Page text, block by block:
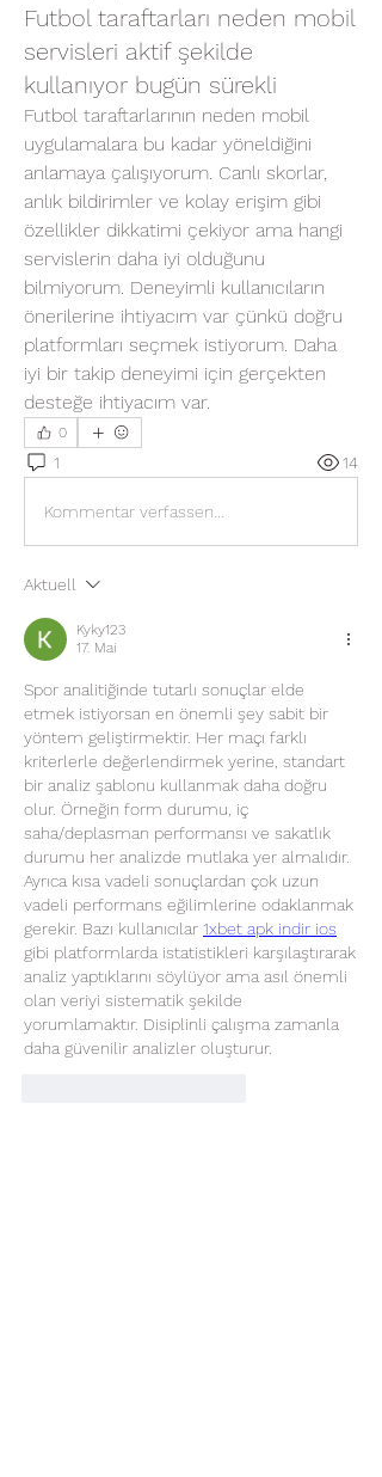
Futbol taraftarları neden mobil
servisleri aktif şekilde
kullanıyor bugün sürekli
Futbol taraftarlarının neden mobil
uygulamalara bu kadar yöneldiğini
anlamaya çalışıyorum. Canlı skorlar,
anlık bildirimler ve kolay erişim gibi
özellikler dikkatimi çekiyor ama hangi
servislerin daha iyi olduğunu
bilmiyorum. Deneyimli kullanıcıların
önerilerine ihtiyacım var çünkü doğru
platformları seçmek istiyorum. Daha
iyi bir takip deneyimi için gerçekten
desteğe ihtiyacım var.
0
1 14
Kommentar verfassen...
Aktuell
Kyky123
17. Mai
Spor analitiğinde tutarlı sonuçlar elde
etmek istiyorsan en önemli şey sabit bir
yöntem geliştirmektir. Her maçı farklı
kriterlerle değerlendirmek yerine, standart
bir analiz şablonu kullanmak daha doğru
olur. Örneğin form durumu, iç
saha/deplasman performansı ve sakatlık
durumu her analizde mutlaka yer almalıdır.
Ayrıca kısa vadeli sonuçlardan çok uzun
vadeli performans eğilimlerine odaklanmak
gerekir. Bazı kullanıcılar 1xbet apk indir ios
gibi platformlarda istatistikleri karşılaştırarak
analiz yaptıklarını söylüyor ama asıl önemli
olan veriyi sistematik şekilde
yorumlamaktır. Disiplinli çalışma zamanla
daha güvenilir analizler oluşturur.